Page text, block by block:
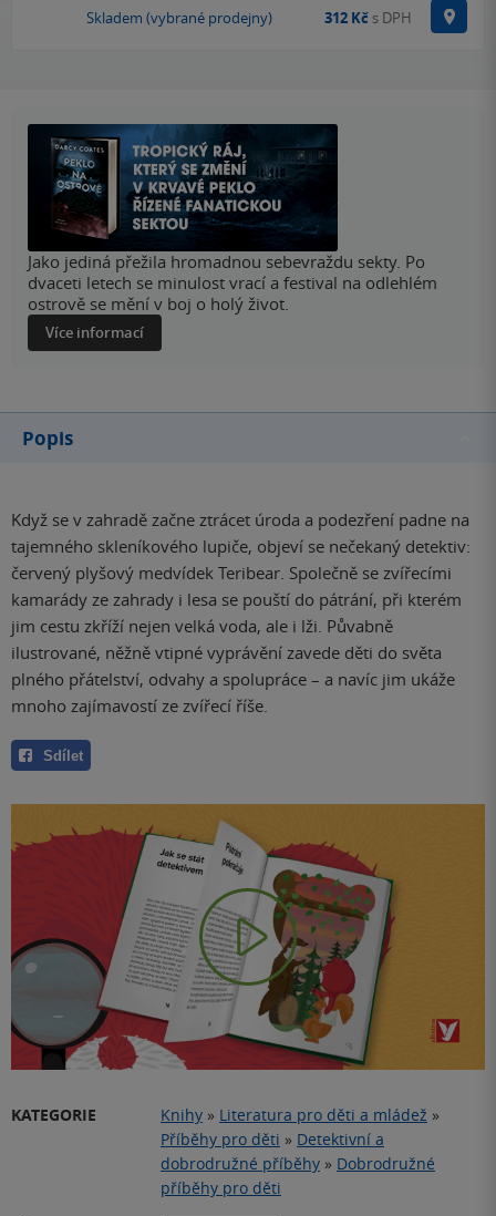
Skladem (vybrané prodejny) 312 Kč s DPH
Jako jediná přežila hromadnou sebevraždu sekty. Po
dvaceti letech se minulost vrací a festival na odlehlém
ostrově se mění v boj o holý život.
Více informací
Popis
Když se v zahradě začne ztrácet úroda a podezření padne na
tajemného skleníkového lupiče, objeví se nečekaný detektiv:
červený plyšový medvídek Teribear. Společně se zvířecími
kamarády ze zahrady i lesa se pouští do pátrání, při kterém
jim cestu zkříží nejen velká voda, ale i lži. Půvabně
ilustrované, něžně vtipné vyprávění zavede děti do světa
plného přátelství, odvahy a spolupráce – a navíc jim ukáže
mnoho zajímavostí ze zvířecí říše.
Sdílet
Play
Video
KATEGORIE Knihy » Literatura pro děti a mládež »
Příběhy pro děti » Detektivní a
dobrodružné příběhy » Dobrodružné
příběhy pro děti